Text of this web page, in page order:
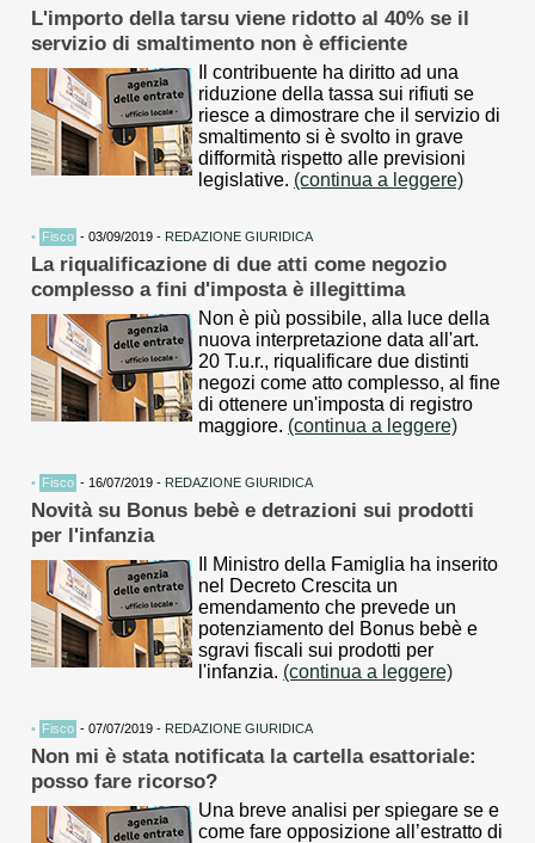
L'importo della tarsu viene ridotto al 40% se il
servizio di smaltimento non è efficiente
Il contribuente ha diritto ad una
riduzione della tassa sui rifiuti se
riesce a dimostrare che il servizio di
smaltimento si è svolto in grave
difformità rispetto alle previsioni
legislative. (continua a leggere)
• Fisco - 03/09/2019 - REDAZIONE GIURIDICA
La riqualificazione di due atti come negozio
complesso a fini d'imposta è illegittima
Non è più possibile, alla luce della
nuova interpretazione data all'art.
20 T.u.r., riqualificare due distinti
negozi come atto complesso, al fine
di ottenere un'imposta di registro
maggiore. (continua a leggere)
• Fisco - 16/07/2019 - REDAZIONE GIURIDICA
Novità su Bonus bebè e detrazioni sui prodotti
per l'infanzia
Il Ministro della Famiglia ha inserito
nel Decreto Crescita un
emendamento che prevede un
potenziamento del Bonus bebè e
sgravi fiscali sui prodotti per
l'infanzia. (continua a leggere)
• Fisco - 07/07/2019 - REDAZIONE GIURIDICA
Non mi è stata notificata la cartella esattoriale:
posso fare ricorso?
Una breve analisi per spiegare se e
come fare opposizione all’estratto di